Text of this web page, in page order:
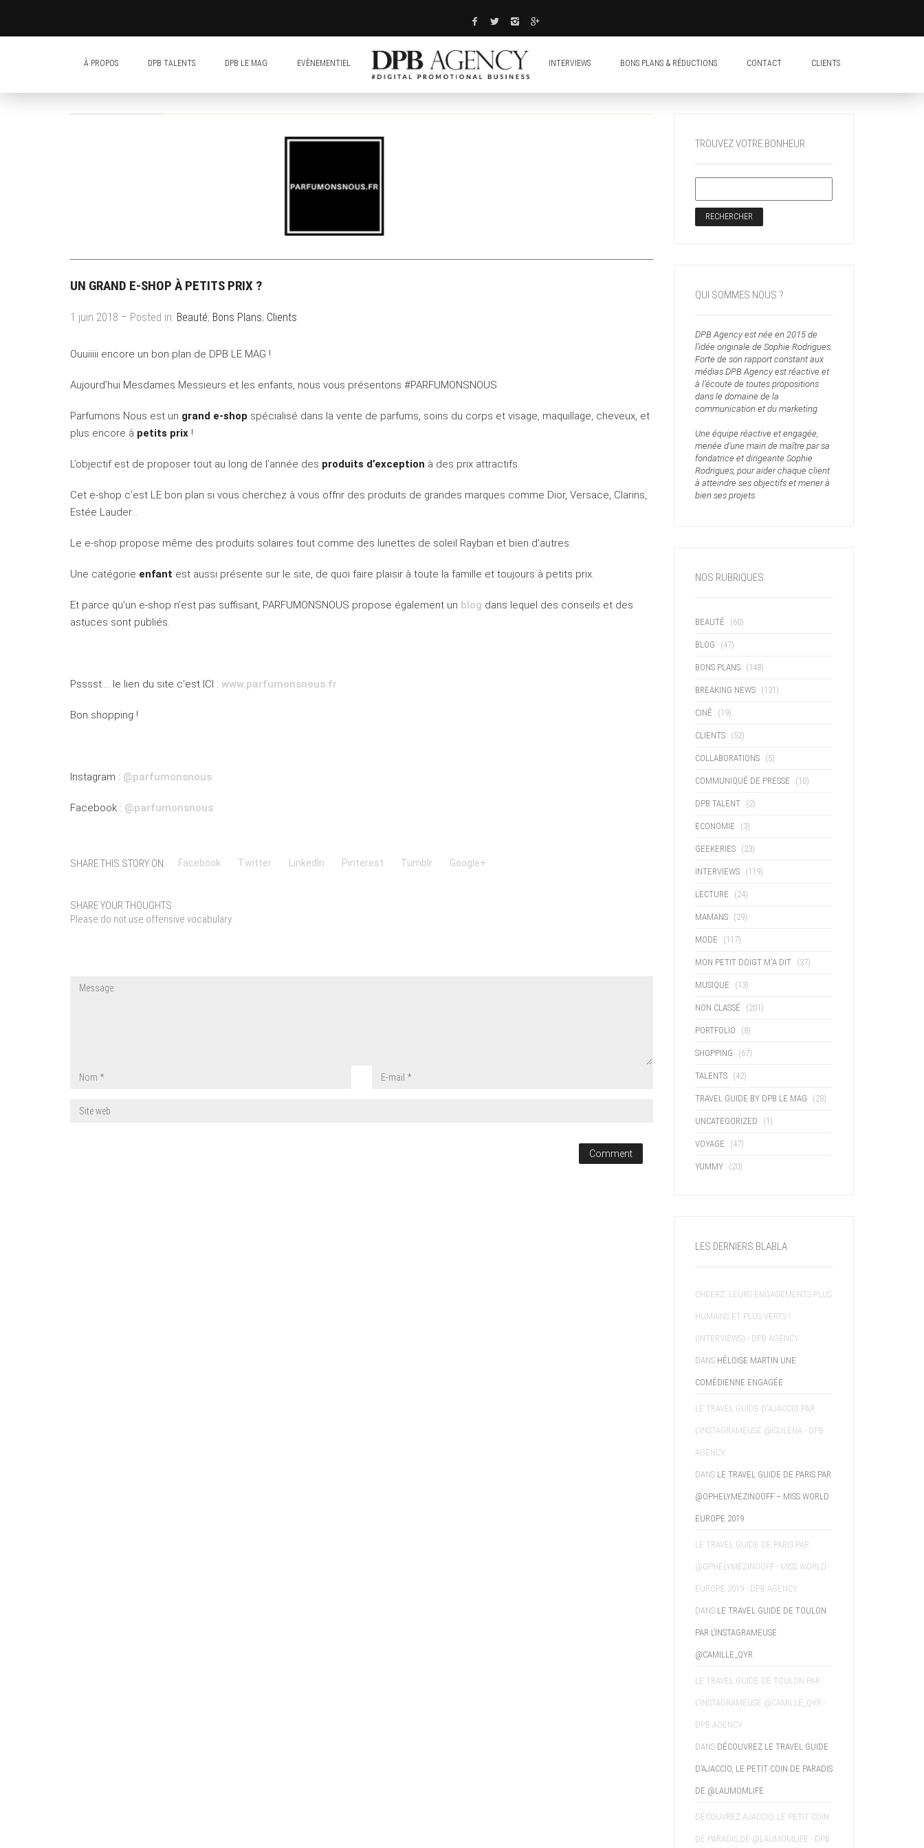
À PROPOS DPB TALENTS DPB LE MAG EVÈNEMENTIEL INTERVIEWS BONS PLANS & RÉDUCTIONS CONTACT CLIENTS
UN GRAND E-SHOP À PETITS PRIX ?
1 juin 2018 – Posted in: Beauté, Bons Plans, Clients
Ouuiiiii encore un bon plan de DPB LE MAG !
Aujourd’hui Mesdames Messieurs et les enfants, nous vous présentons #PARFUMONSNOUS
Parfumons Nous est un grand e-shop spécialisé dans la vente de parfums, soins du corps et visage, maquillage, cheveux, et
plus encore à petits prix !
L’objectif est de proposer tout au long de l’année des produits d’exception à des prix attractifs.
Cet e-shop c’est LE bon plan si vous cherchez à vous offrir des produits de grandes marques comme Dior, Versace, Clarins,
Estée Lauder…
Le e-shop propose même des produits solaires tout comme des lunettes de soleil Rayban et bien d’autres.
Une catégorie enfant est aussi présente sur le site, de quoi faire plaisir à toute la famille et toujours à petits prix.
Et parce qu’un e-shop n’est pas suffisant, PARFUMONSNOUS propose également un blog dans lequel des conseils et des
astuces sont publiés.
Psssst…. le lien du site c’est ICI : www.parfumonsnous.fr
Bon shopping !
Instagram : @parfumonsnous
Facebook : @parfumonsnous
SHARE THIS STORY ON: Facebook Twitter LinkedIn Pinterest Tumblr Google+
SHARE YOUR THOUGHTS
Please do not use offensive vocabulary.
TROUVEZ VOTRE BONHEUR
QUI SOMMES NOUS ?
DPB Agency est née en 2015 de
l’idée originale de Sophie Rodrigues.
Forte de son rapport constant aux
médias DPB Agency est réactive et
à l’écoute de toutes propositions
dans le domaine de la
communication et du marketing.
Une équipe réactive et engagée,
menée d’une main de maître par sa
fondatrice et dirigeante Sophie
Rodrigues, pour aider chaque client
à atteindre ses objectifs et mener à
bien ses projets.
NOS RUBRIQUES
BEAUTÉ (60)
BLOG (47)
BONS PLANS (148)
BREAKING NEWS (131)
CINÉ (19)
CLIENTS (52)
COLLABORATIONS (5)
COMMUNIQUÉ DE PRESSE (10)
DPB TALENT (2)
ECONOMIE (3)
GEEKERIES (23)
INTERVIEWS (119)
LECTURE (24)
MAMANS (29)
MODE (117)
MON PETIT DOIGT M'A DIT (37)
MUSIQUE (13)
NON CLASSÉ (201)
PORTFOLIO (8)
SHOPPING (67)
TALENTS (42)
TRAVEL GUIDE BY DPB LE MAG (28)
UNCATEGORIZED (1)
VOYAGE (47)
YUMMY (20)
LES DERNIERS BLABLA
CHEERZ, LEURS ENGAGEMENTS PLUS
HUMAINS ET PLUS VERTS !
(INTERVIEWS) - DPB AGENCY
DANS HÉLOISE MARTIN UNE
COMÉDIENNE ENGAGÉE
LE TRAVEL GUIDE D'AJACCIO PAR
L'INSTAGRAMEUSE @ISULENA - DPB
AGENCY
DANS LE TRAVEL GUIDE DE PARIS PAR
@OPHELYMEZINOOFF – MISS WORLD
EUROPE 2019
LE TRAVEL GUIDE DE PARIS PAR
@OPHELYMEZINOOFF - MISS WORLD
EUROPE 2019 - DPB AGENCY
DANS LE TRAVEL GUIDE DE TOULON
PAR L’INSTAGRAMEUSE
@CAMILLE_QYR
LE TRAVEL GUIDE DE TOULON PAR
L'INSTAGRAMEUSE @CAMILLE_QYR -
DPB AGENCY
DANS DÉCOUVREZ LE TRAVEL GUIDE
D’AJACCIO, LE PETIT COIN DE PARADIS
DE @LAUMOMLIFE
DÉCOUVREZ AJACCIO, LE PETIT COIN
DE PARADIS DE @LAUMOMLIFE - DPB